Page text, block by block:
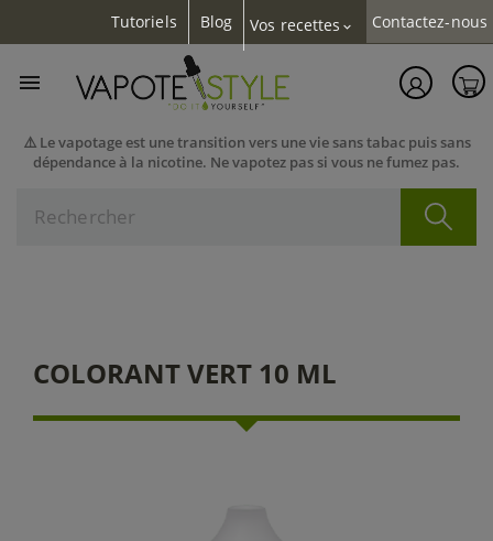
Tutoriels Blog Vos recettes expand_more Contactez-nous
⚠️ Le vapotage est une transition vers une vie sans tabac puis sans
dépendance à la nicotine. Ne vapotez pas si vous ne fumez pas.

COLORANT VERT 10 ML